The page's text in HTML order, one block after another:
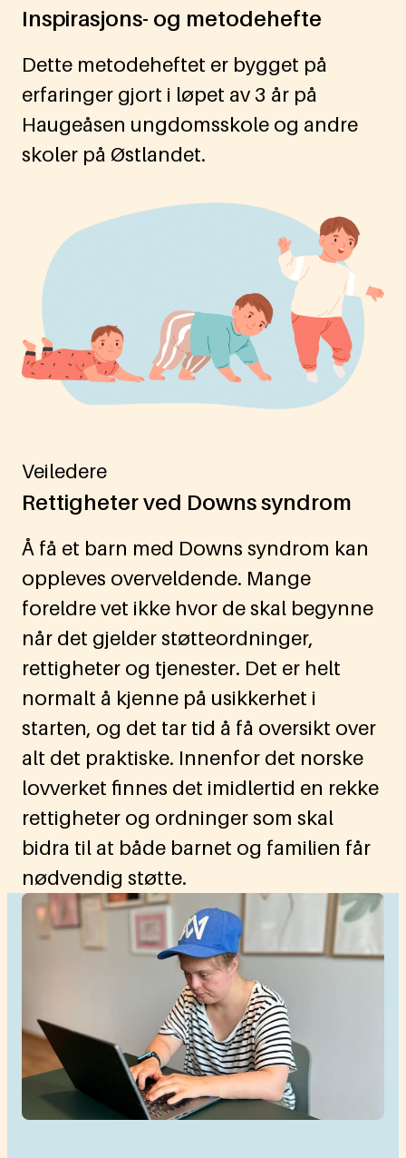
Inspirasjons- og metodehefte
Dette metodeheftet er bygget på
erfaringer gjort i løpet av 3 år på
Haugeåsen ungdomsskole og andre
skoler på Østlandet.
Veiledere
Rettigheter ved Downs syndrom
Å få et barn med Downs syndrom kan
oppleves overveldende. Mange
foreldre vet ikke hvor de skal begynne
når det gjelder støtteordninger,
rettigheter og tjenester. Det er helt
normalt å kjenne på usikkerhet i
starten, og det tar tid å få oversikt over
alt det praktiske. Innenfor det norske
lovverket finnes det imidlertid en rekke
rettigheter og ordninger som skal
bidra til at både barnet og familien får
nødvendig støtte.